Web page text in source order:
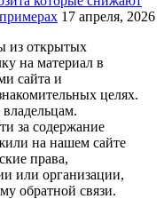
17 апреля, 2026
из открытых
на материал в
сайта и
целях.
за содержание
на нашем сайте
права,
или организации,
обратной связи.